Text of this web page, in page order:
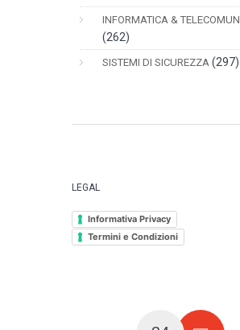
INFORMATICA &
(262)
SISTEMI DI SICUREZZA (297)
LEGAL
Informativa Privacy
Termini e Condizioni